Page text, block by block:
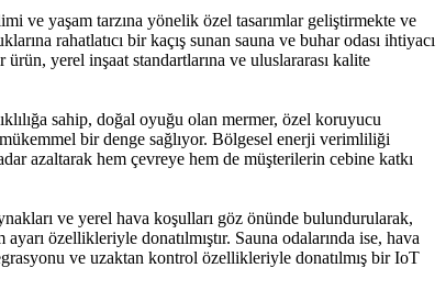
ve yaşam tarzına yönelik özel tasarımlar geliştirmekte ve
rahatlatıcı bir kaçış sunan sauna ve buhar odası ihtiyacı
yerel inşaat standartlarına ve uluslararası kalite
sahip, doğal oyuğu olan mermer, özel koruyucu
mükemmel bir denge sağlıyor. Bölgesel enerji verimliliği
azaltarak hem çevreye hem de müşterilerin cebine katkı
ve yerel hava koşulları göz önünde bulundurularak,
özellikleriyle donatılmıştır. Sauna odalarında ise, hava
ve uzaktan kontrol özellikleriyle donatılmış bir IoT